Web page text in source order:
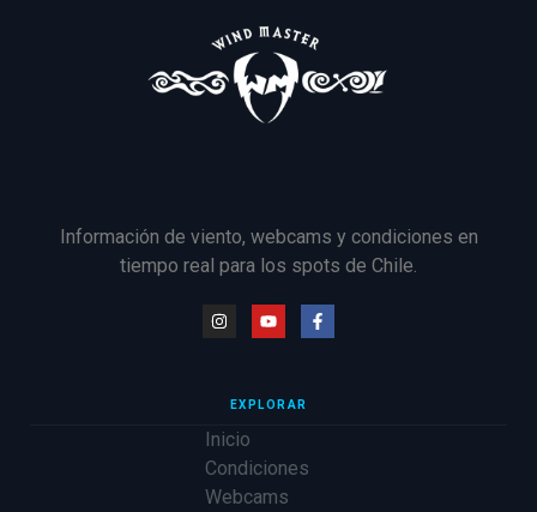
Información de viento, webcams y condiciones en
tiempo real para los spots de Chile.
EXPLORAR
Inicio
Condiciones
Webcams